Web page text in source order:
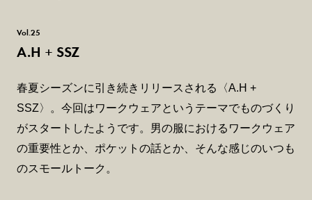
Vol.25
A.H + SSZ
春夏シーズンに引き続きリリースされる〈A.H +
SSZ〉。今回はワークウェアというテーマでものづくり
がスタートしたようです。男の服におけるワークウェア
の重要性とか、ポケットの話とか、そんな感じのいつも
のスモールトーク。